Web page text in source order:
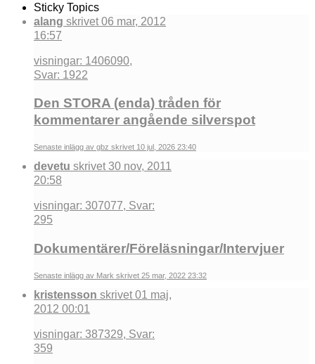
Sticky Topics
alang skrivet 06 mar, 2012
16:57
visningar: 1406090,
Svar: 1922
Den STORA (enda) tråden för
kommentarer angående silverspot
Senaste inlägg av gbz skrivet 10 jul, 2026 23:40
devetu skrivet 30 nov, 2011
20:58
visningar: 307077, Svar:
295
Dokumentärer/Föreläsningar/Intervjuer
Senaste inlägg av Mark skrivet 25 mar, 2022 23:32
kristensson skrivet 01 maj,
2012 00:01
visningar: 387329, Svar:
359